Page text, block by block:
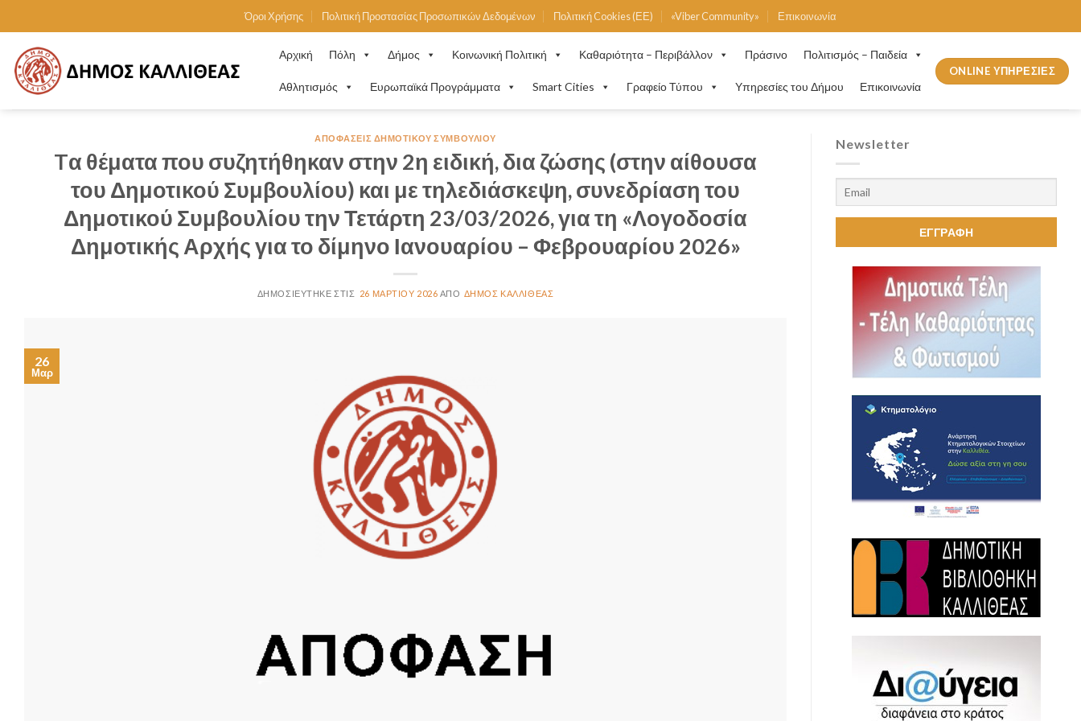
to
content
Όροι Χρήσης Πολιτική Προστασίας Προσωπικών Δεδομένων Πολιτική Cookies (ΕΕ) «Viber Community» Επικοινωνία
Αρχική Πόλη Δήμος Κοινωνική Πολιτική Καθαριότητα – Περιβάλλον Πράσινο Πολιτισμός – Παιδεία
Αθλητισμός Ευρωπαϊκά Προγράμματα Smart Cities Γραφείο Τύπου Υπηρεσίες του Δήμου Επικοινωνία
ONLINE ΥΠΗΡΕΣΙΕΣ
ΑΠΟΦΆΣΕΙΣ ΔΗΜΟΤΙΚΟΎ ΣΥΜΒΟΥΛΊΟΥ
Tα θέματα που συζητήθηκαν στην 2η ειδική, δια ζώσης (στην αίθουσα
του Δημοτικού Συμβουλίου) και με τηλεδιάσκεψη, συνεδρίαση του
Δημοτικού Συμβουλίου την Τετάρτη 23/03/2026, για τη «Λογοδοσία
Δημοτικής Αρχής για το δίμηνο Ιανουαρίου – Φεβρουαρίου 2026»
26 ΜΑΡΤΊΟΥ 2026 ΔΉΜΟΣ ΚΑΛΛΙΘΈΑΣ
26
Μαρ
Newsletter